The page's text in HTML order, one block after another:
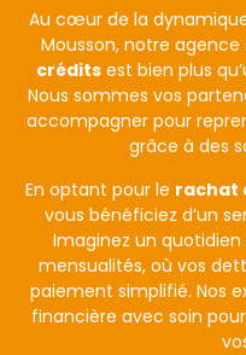
Au cœur de la
Mousson, notre agence
créditsest bien plus
Nous sommes vos
accompagner pour
grâce à des
En optant pour le rachat
vous bénéficiez d’un
Imaginez un
mensualités, où vos
paiement simplifié. Nos
financière avec soin